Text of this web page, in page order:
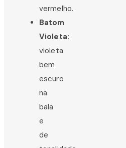
vermelho.
Batom
Violeta:
violeta
bem
escuro
na
bala
e
de